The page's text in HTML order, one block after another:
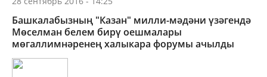
Башкалабызның "Казан" милли-мәдәни үзәгендә
Мөселман белем бирү оешмалары
мөгаллимнәренең халыкара форумы ачылды